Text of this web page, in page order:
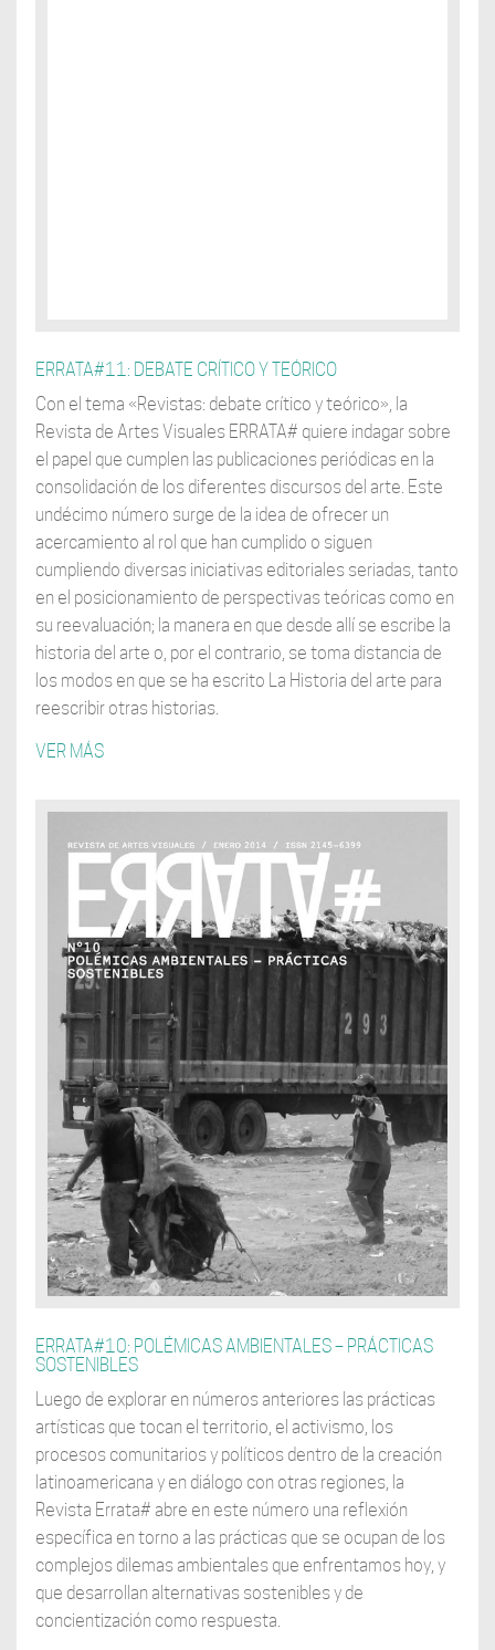
ERRATA#11: DEBATE CRÍTICO Y TEÓRICO
Con el tema «Revistas: debate crítico y teórico», la
Revista de Artes Visuales ERRATA# quiere indagar sobre
el papel que cumplen las publicaciones periódicas en la
consolidación de los diferentes discursos del arte. Este
undécimo número surge de la idea de ofrecer un
acercamiento al rol que han cumplido o siguen
cumpliendo diversas iniciativas editoriales seriadas, tanto
en el posicionamiento de perspectivas teóricas como en
su reevaluación; la manera en que desde allí se escribe la
historia del arte o, por el contrario, se toma distancia de
los modos en que se ha escrito La Historia del arte para
reescribir otras historias.
VER MÁS
ERRATA#10: POLÉMICAS AMBIENTALES – PRÁCTICAS
SOSTENIBLES
Luego de explorar en números anteriores las prácticas
artísticas que tocan el territorio, el activismo, los
procesos comunitarios y políticos dentro de la creación
latinoamericana y en diálogo con otras regiones, la
Revista Errata# abre en este número una reflexión
específica en torno a las prácticas que se ocupan de los
complejos dilemas ambientales que enfrentamos hoy, y
que desarrollan alternativas sostenibles y de
concientización como respuesta.